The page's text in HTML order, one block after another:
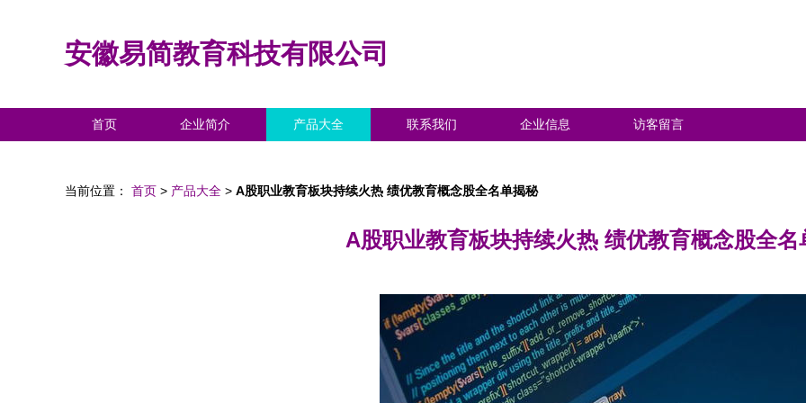
安徽易简教育科技有限公司
首页 企业简介 产品大全 联系我们 企业信息 访客留言
当前位置： 首页 > 产品大全 > A股职业教育板块持续火热 绩优教育概念股全名单揭秘
A股职业教育板块持续火热 绩优教育概念股全名